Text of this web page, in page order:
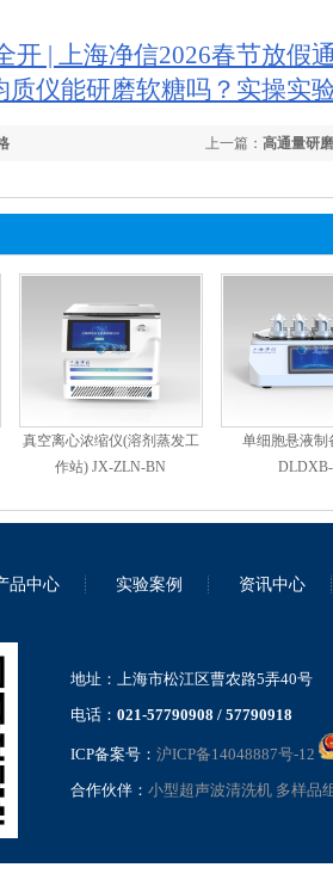
开 | 上海净信2026春节放假
质仪能研磨软糖吗？实操实
上一篇： 高通量研
真空离心浓缩仪(溶剂蒸发工
作站) JX-ZLN-BN
单细胞悬液制
品中心 实验案例 资讯中心
地址：上海市松江区曹农路5弄40号
电话： 021-57790908 / 57790918
ICP备案号： 沪ICP备14048887号-12
合作伙伴： 小型超声波清洗机 多样品